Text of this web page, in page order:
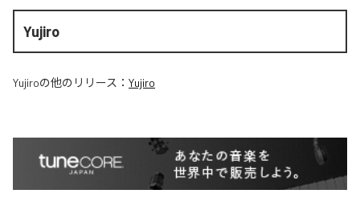
Yujiro
Yujiroの他のリリース： Yujiro